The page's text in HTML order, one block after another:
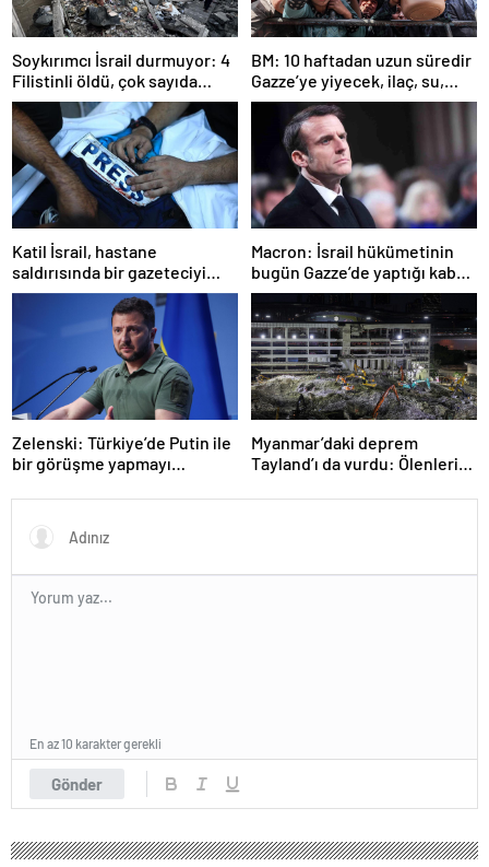
Soykırımcı İsrail durmuyor: 4
Filistinli öldü, çok sayıda
yaralı var
BM: 10 haftadan uzun süredir
Gazze’ye yiyecek, ilaç, su,
çadır girmedi
Katil İsrail, hastane
saldırısında bir gazeteciyi
öldürdüğünü itiraf etti
Macron: İsrail hükümetinin
bugün Gazze’de yaptığı kabul
edilemez
Zelenski: Türkiye’de Putin ile
bir görüşme yapmayı
Myanmar’daki deprem
Tayland’ı da vurdu: Ölenlerin
Gönder
En az 10 karakter gerekli